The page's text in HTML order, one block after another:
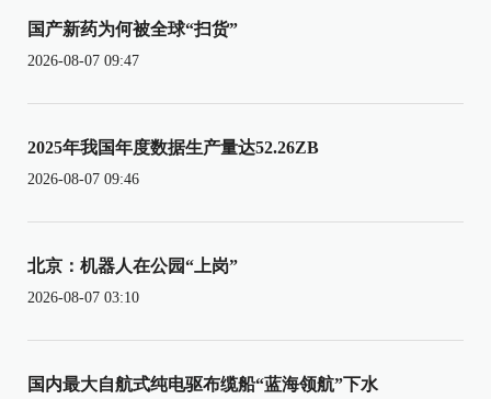
国产新药为何被全球“扫货”
2026-08-07 09:47
2025年我国年度数据生产量达52.26ZB
2026-08-07 09:46
北京：机器人在公园“上岗”
2026-08-07 03:10
国内最大自航式纯电驱布缆船“蓝海领航”下水